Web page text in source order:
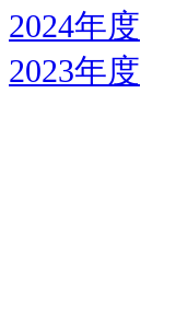
2024年度
2023年度